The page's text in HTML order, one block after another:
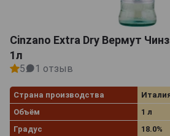
Cinzano Extra Dry Вермут
1л
5 1 отзыв
Страна производства
Объём
1 л
Градус
18.0%